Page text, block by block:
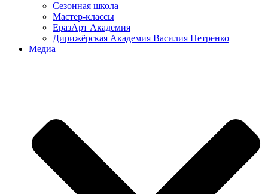
Сезонная школа
Мастер-классы
ЕразАрт Академия
Дирижёрская Академия Василия Петренко
Медиа